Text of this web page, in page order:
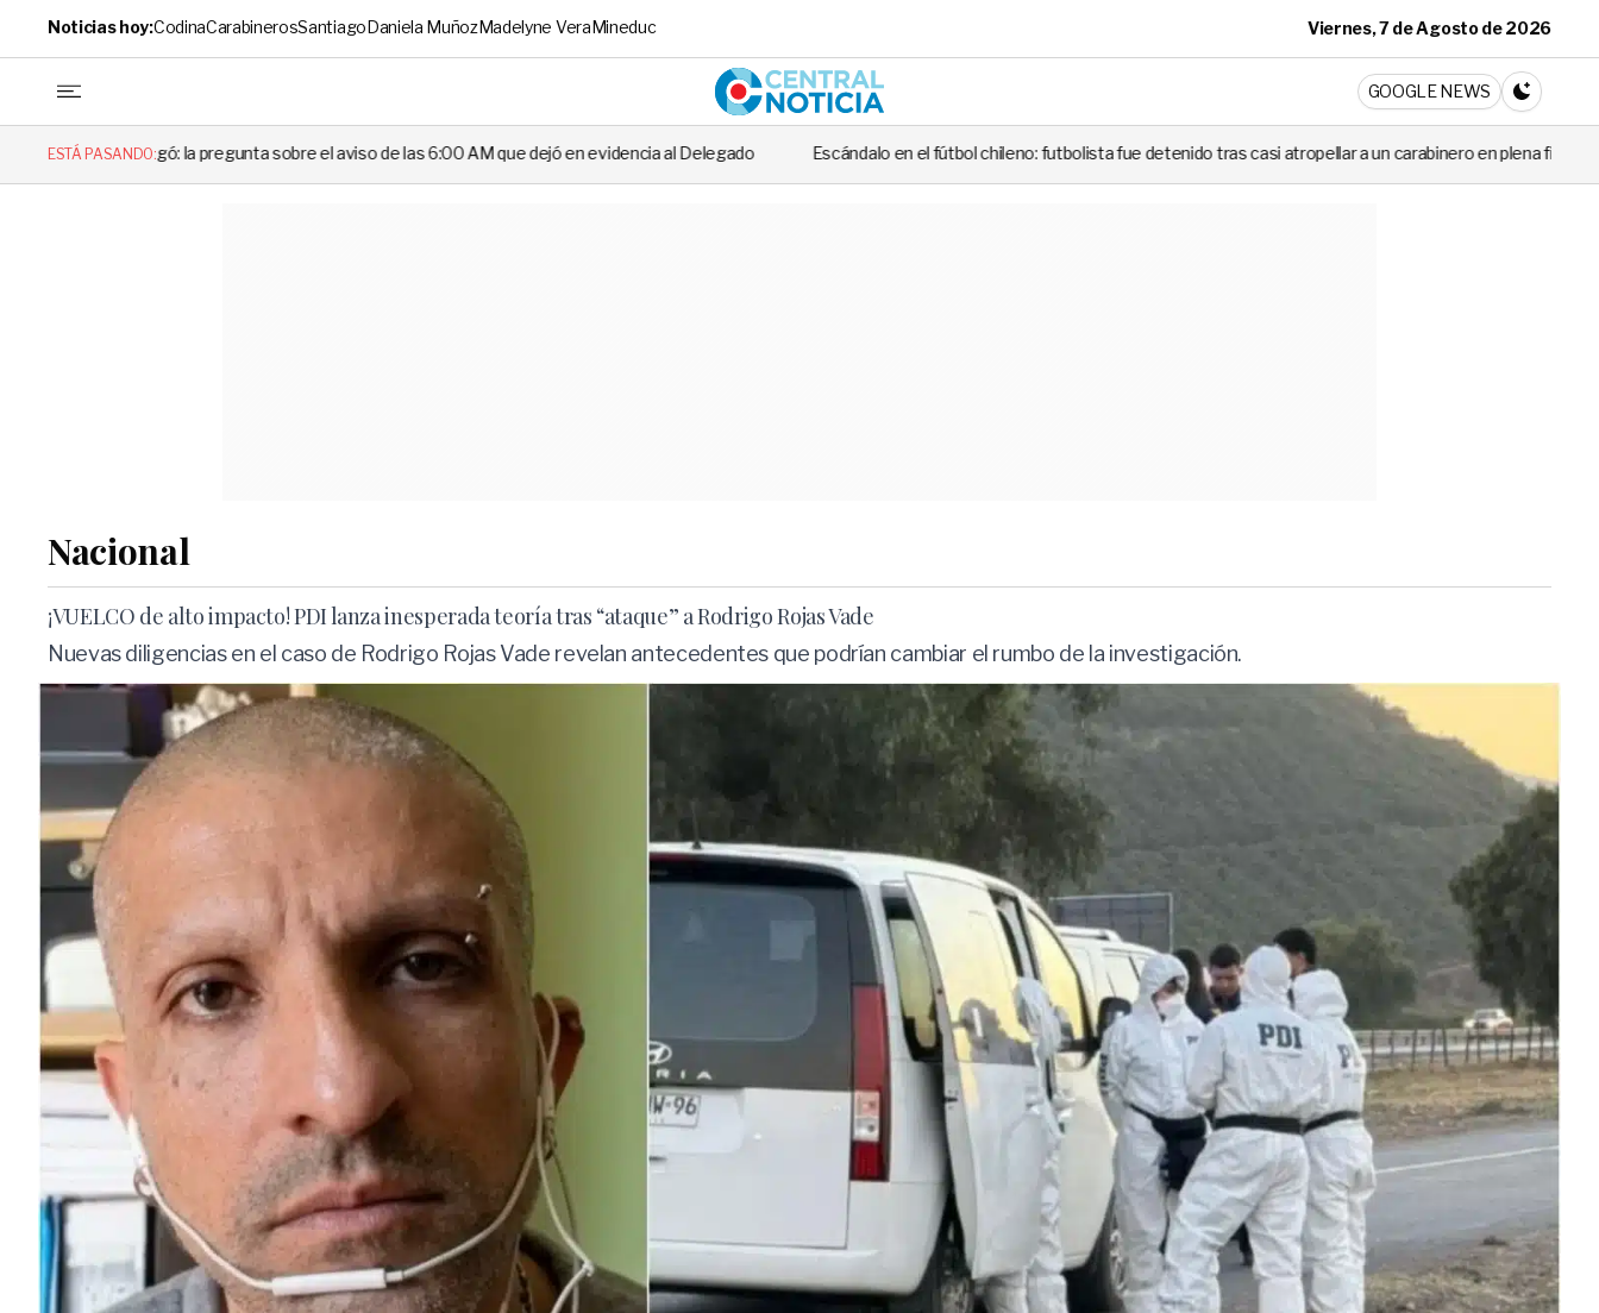
Noticias hoy:CodinaCarabinerosSantiagoDaniela MuñozMadelyne VeraMineduc Viernes, 7 de Agosto de 2026
Central Noticia
GOOGLE NEWS
CAMBIA A
ESTÁ PASANDO:
pregunta sobre el aviso de las 6:00 AM que dejó en evidencia al Delegado Escándalo en el fútbol chileno: futbolista fue detenido tras casi atropellar a un carabinero en plena fiscalización Cortes de
Nacional
¡VUELCO de alto impacto! PDI lanza inesperada teoría tras “ataque” a Rodrigo Rojas Vade
Nuevas diligencias en el caso de Rodrigo Rojas Vade revelan antecedentes que podrían cambiar el rumbo de la investigación.